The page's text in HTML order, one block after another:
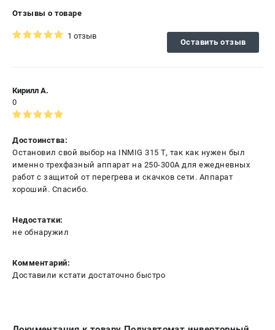
Отзывы о товаре
1 отзыв
Оставить отзыв
Кирилл А.
0
Достоинства:
Остановил свой выбор на INMIG 315 T, так как нужен был
именно трехфазный аппарат на 250-300А для ежедневных
работ с защитой от перегрева и скачков сети. Аппарат
хороший. Спасибо.
Недостатки:
не обнаружил
Комментарий:
Доставили кстати достаточно быстро